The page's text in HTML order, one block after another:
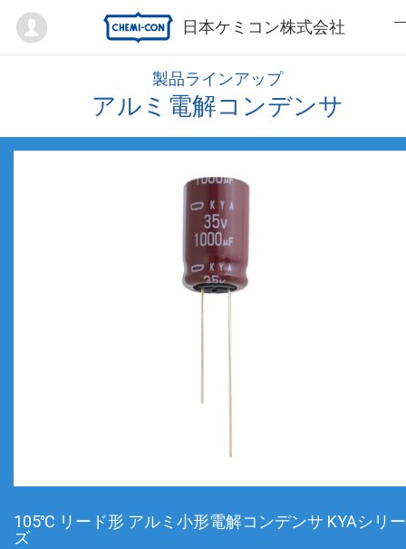
日本ケミコン株式会社
Mypage
製品ラインアップ
アルミ電解コンデンサ
105℃ リード形 アルミ小形電解コンデンサ KYAシリー
ズ